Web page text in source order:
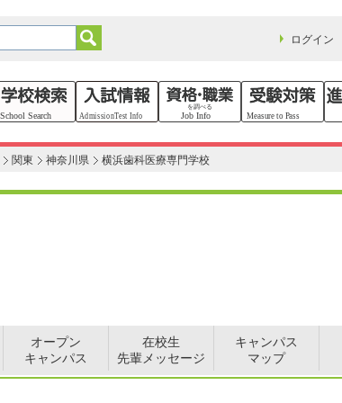
ログイン
関東 神奈川県 横浜歯科医療専門学校
オープン
キャンパス
在校生
先輩メッセージ
キャンパス
マップ